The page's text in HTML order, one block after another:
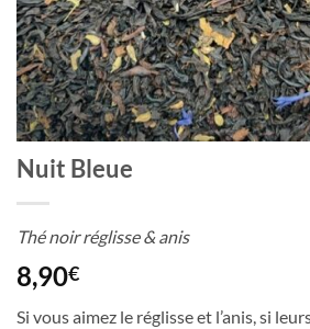
Nuit Bleue
Thé noir réglisse & anis
8,90€
Si vous aimez le réglisse et l’anis, si